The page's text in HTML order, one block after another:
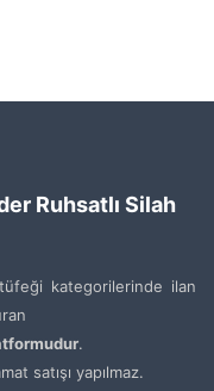
Ruhsatlı Silah
kategorilerinde ilan
.
satışı yapılmaz.